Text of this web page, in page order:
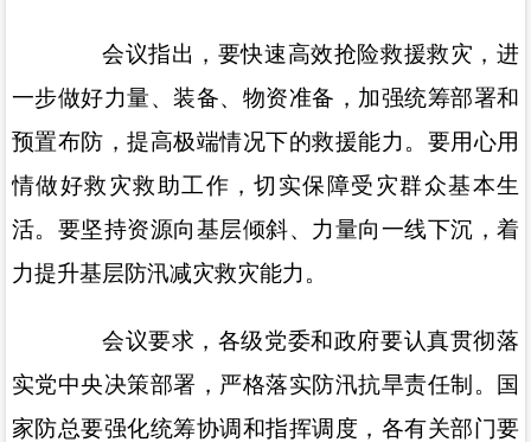
会议指出，要快速高效抢险救援救灾，进
一步做好力量、装备、物资准备，加强统筹部署和
预置布防，提高极端情况下的救援能力。要用心用
情做好救灾救助工作，切实保障受灾群众基本生
活。要坚持资源向基层倾斜、力量向一线下沉，着
力提升基层防汛减灾救灾能力。
会议要求，各级党委和政府要认真贯彻落
实党中央决策部署，严格落实防汛抗旱责任制。国
家防总要强化统筹协调和指挥调度，各有关部门要